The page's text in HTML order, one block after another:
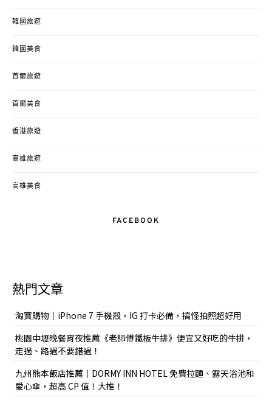
韓國旅遊
韓國美食
首爾旅遊
首爾美食
香港旅遊
高雄旅遊
高雄美食
FACEBOOK
熱門文章
淘寶購物｜iPhone 7 手機殼，IG 打卡必備，搞怪拍照超好用
桃園中壢晚餐宵夜推薦《老師傅鐵板牛排》便宜又好吃的牛排，
走過、路過不要錯過！
九州熊本飯店推薦｜DORMY INN HOTEL 免費拉麵、露天浴池和
愛心傘，超高 CP 值！大推！